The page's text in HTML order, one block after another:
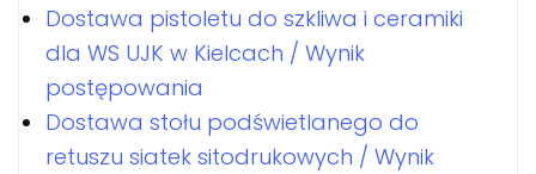
Dostawa pistoletu do szkliwa i ceramiki
dla WS UJK w Kielcach / Wynik
postępowania
Dostawa stołu podświetlanego do
retuszu siatek sitodrukowych / Wynik